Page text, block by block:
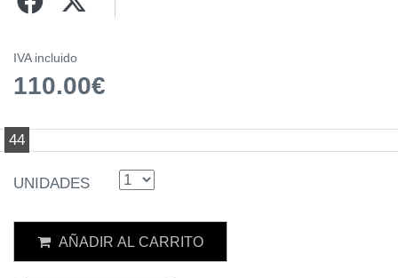
IVA incluido
110.00€
44
UNIDADES
AÑADIR AL CARRITO